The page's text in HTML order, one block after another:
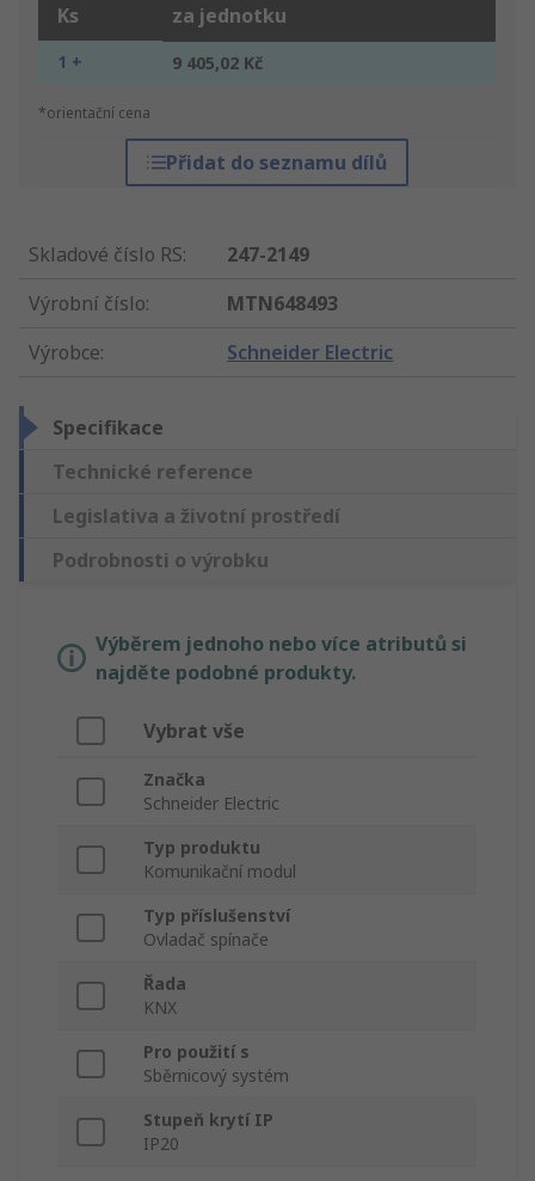
Ks za jednotku
1 + 9 405,02 Kč
*orientační cena
Přidat do seznamu dílů
Skladové číslo RS:
247-2149
Výrobní číslo:
MTN648493
Výrobce: Schneider Electric
Specifikace
Technické reference
Legislativa a životní prostředí
Podrobnosti o výrobku
Výběrem jednoho nebo více atributů si
najděte podobné produkty.
Vybrat vše
Značka
Schneider Electric
Typ produktu
Komunikační modul
Typ příslušenství
Ovladač spínače
Řada
KNX
Pro použití s
Sběrnicový systém
Stupeň krytí IP
IP20